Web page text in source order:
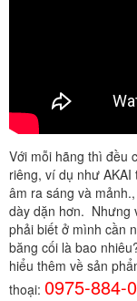
Với mỗi hãng thì đều
riêng, ví dụ như
âm ra sáng và
dày dặn hơn. Nhưng
phải biết ở mình cần
băng cối là bao
hiểu thêm về sản
thoại: 0975-884-